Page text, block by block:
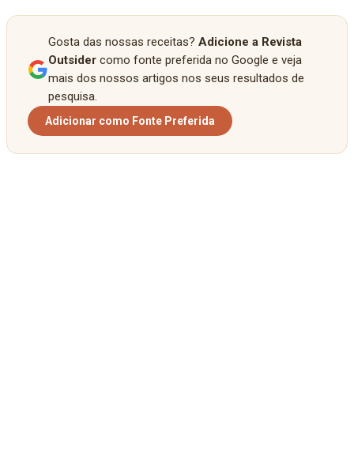
Gosta das nossas receitas? Adicione a Revista
Outsider como fonte preferida no Google e veja
mais dos nossos artigos nos seus resultados de
pesquisa.
Adicionar como Fonte Preferida